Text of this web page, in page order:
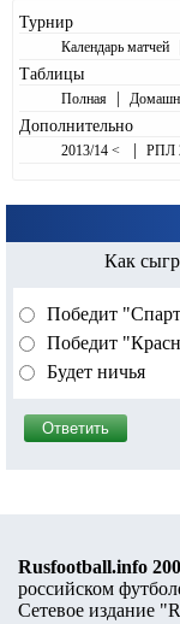
Турнир
Календарь матчей
Таблицы
Полная |
Дополнительно
2013/14 < | РПЛ
Как
Победит
Победит
Будет ничья
Rusfootball.info
российском
Сетевое издание